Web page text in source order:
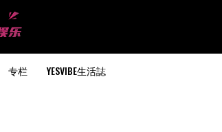
专栏 YESVIBE生活誌